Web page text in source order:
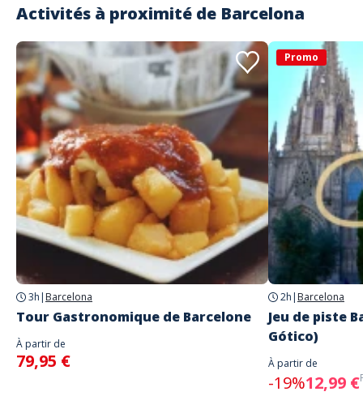
Activités à proximité de Barcelona
3h | Barcelona
Tour Gastronomique de Barcelone
À partir de
79,95 €
Promo
2h | Barcelona
Jeu de piste
Gótico)
À partir de
-19%12,99 €